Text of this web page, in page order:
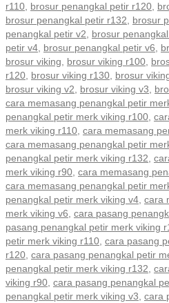
r110, brosur penangkal petir r120,
brosur penangkal petir r132, brosur
penangkal petir v2, brosur
petir v4, brosur penangkal petir v6,
brosur viking, brosur viking r100,
r120, brosur viking r130, brosur
brosur viking v2, brosur viking v3,
cara memasang penangkal petir
penangkal petir merk viking r100,
merk viking r110, cara memasang
cara memasang penangkal petir
penangkal petir merk viking r132,
merk viking r90, cara memasang
cara memasang penangkal petir
penangkal petir merk viking v4, cara
merk viking v6, cara pasang
pasang penangkal petir merk viking
petir merk viking r110, cara pasang
r120, cara pasang penangkal petir
penangkal petir merk viking r132,
viking r90, cara pasang penangkal
penangkal petir merk viking v3, cara